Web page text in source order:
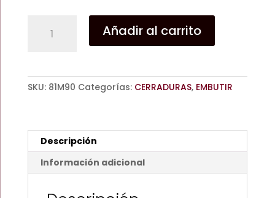
CAJONES
SYMO
cantidad
Añadir al carrito
SKU: 81M90 Categorías: CERRADURAS, EMBUTIR
Descripción
Información adicional